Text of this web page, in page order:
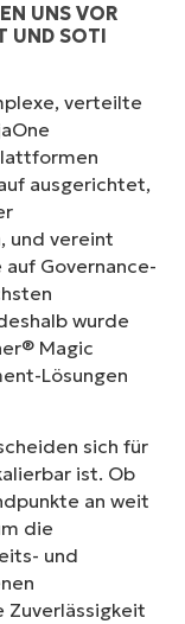
UNS VOR
UND SOTI
verteilte
ausgerichtet,
und vereint
Governance-
wurde
Magic
Lösungen
sich für
ist. Ob
an weit
die
und
Zuverlässigkeit